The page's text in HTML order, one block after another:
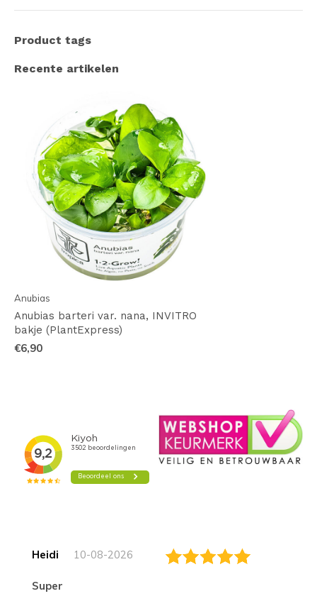
Product tags
Recente artikelen
Anubias
Anubias barteri var. nana, INVITRO
bakje (PlantExpress)
€6,90
Heidi 10-08-2026
Super